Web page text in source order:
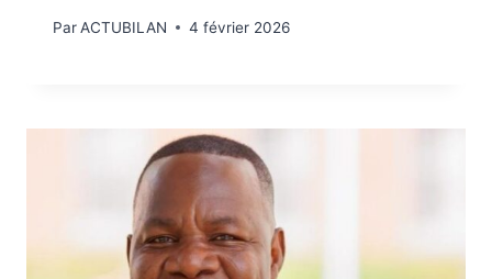
ParACTUBILAN 4 février 2026